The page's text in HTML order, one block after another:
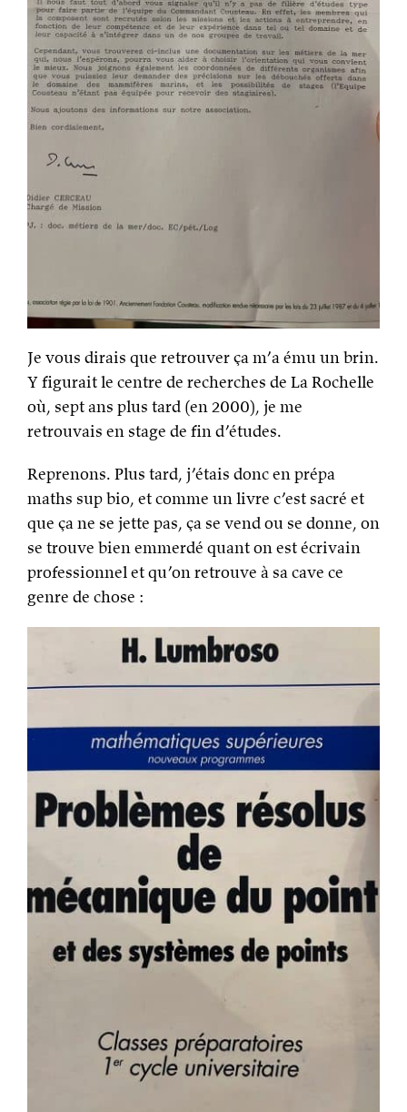
Je vous dirais que retrouver ça m’a ému un brin.
Y figurait le centre de recherches de La Rochelle
où, sept ans plus tard (en 2000), je me
retrouvais en stage de fin d’études.
Reprenons. Plus tard, j’étais donc en prépa
maths sup bio, et comme un livre c’est sacré et
que ça ne se jette pas, ça se vend ou se donne, on
se trouve bien emmerdé quant on est écrivain
professionnel et qu’on retrouve à sa cave ce
genre de chose :